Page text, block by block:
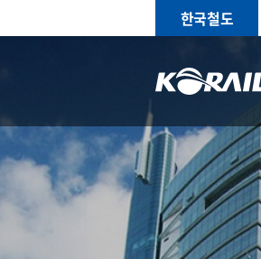
한국철도
CEO